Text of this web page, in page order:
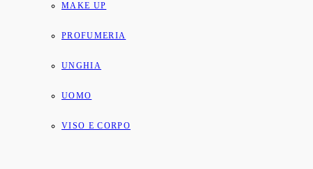
MAKE UP
PROFUMERIA
UNGHIA
UOMO
VISO E CORPO